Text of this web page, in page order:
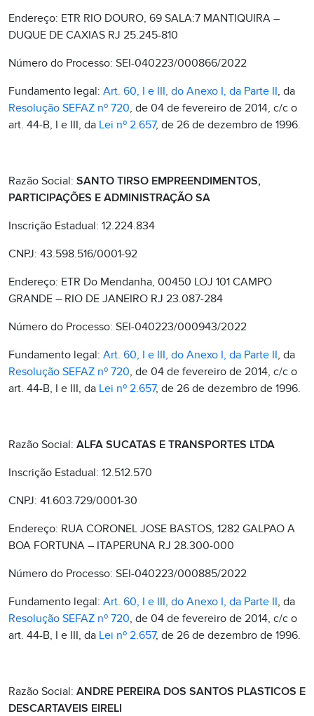
Endereço: ETR RIO DOURO, 69 SALA:7 MANTIQUIRA –
DUQUE DE CAXIAS RJ 25.245-810
Número do Processo: SEI-040223/000866/2022
Fundamento legal: Art. 60, I e III, do Anexo I, da Parte II, da
Resolução SEFAZ nº 720, de 04 de fevereiro de 2014, c/c o
art. 44-B, I e III, da Lei nº 2.657, de 26 de dezembro de 1996.
Razão Social: SANTO TIRSO EMPREENDIMENTOS,
PARTICIPAÇÕES E ADMINISTRAÇÃO SA
Inscrição Estadual: 12.224.834
CNPJ: 43.598.516/0001-92
Endereço: ETR Do Mendanha, 00450 LOJ 101 CAMPO
GRANDE – RIO DE JANEIRO RJ 23.087-284
Número do Processo: SEI-040223/000943/2022
Fundamento legal: Art. 60, I e III, do Anexo I, da Parte II, da
Resolução SEFAZ nº 720, de 04 de fevereiro de 2014, c/c o
art. 44-B, I e III, da Lei nº 2.657, de 26 de dezembro de 1996.
Razão Social: ALFA SUCATAS E TRANSPORTES LTDA
Inscrição Estadual: 12.512.570
CNPJ: 41.603.729/0001-30
Endereço: RUA CORONEL JOSE BASTOS, 1282 GALPAO A
BOA FORTUNA – ITAPERUNA RJ 28.300-000
Número do Processo: SEI-040223/000885/2022
Fundamento legal: Art. 60, I e III, do Anexo I, da Parte II, da
Resolução SEFAZ nº 720, de 04 de fevereiro de 2014, c/c o
art. 44-B, I e III, da Lei nº 2.657, de 26 de dezembro de 1996.
Razão Social: ANDRE PEREIRA DOS SANTOS PLASTICOS E
DESCARTAVEIS EIRELI